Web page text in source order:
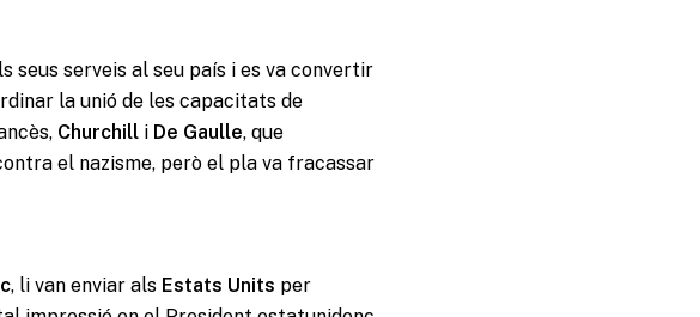
seus serveis al seu país i es va convertir
la unió de les capacitats de
Churchill i De Gaulle, que
el nazisme, però el pla va fracassar
, li van enviar als Estats Units per